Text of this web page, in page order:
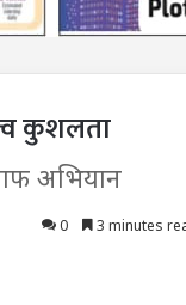
कुशलता
अभियान
0 3 minutes